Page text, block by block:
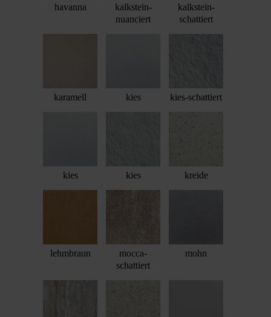
havanna
kalkstein-
nuanciert
kalkstein-
schattiert
karamell kies kies-schattiert
kies kies kreide
lehmbraun
mocca-
schattiert
mohn